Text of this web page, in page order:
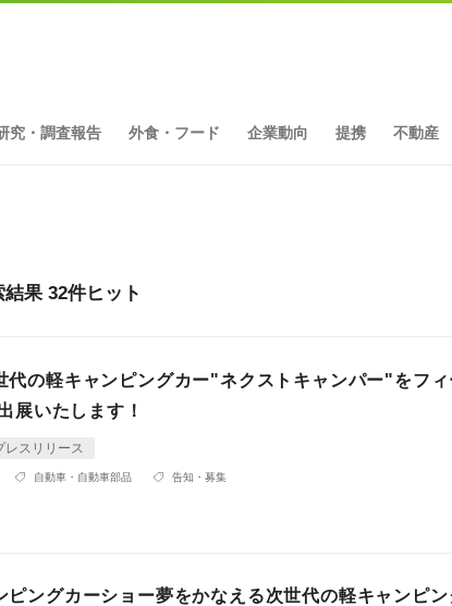
究・調査報告 外食・フード 企業動向 提携 不動産
果 32件ヒット
代の軽キャンピングカー"ネクストキャンパー"をフ
展いたします！
レスリリース
自動車・自動車部品 告知・募集
ピングカーショー夢をかなえる次世代の軽キャンピン